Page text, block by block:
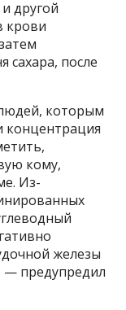
другой
крови
сахара, после
которым
концентрация
кому,
Из-
железы
— предупредил